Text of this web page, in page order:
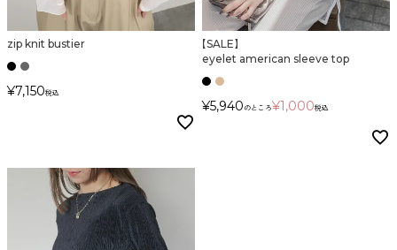
検索
zip knit bustier
¥7,150税込
【SALE】
eyelet american sleeve top
¥5,940 のところ¥1,000税込